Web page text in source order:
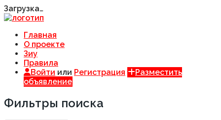
Загрузка…
Главная
О проекте
Зиу
Правила
Войти или Регистрация
Разместить
объявление
Фильтры поиска